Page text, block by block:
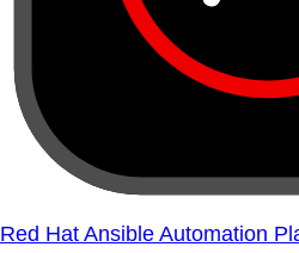
Red Hat Ansible Automation